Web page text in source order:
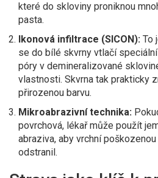
které do skloviny proniknou
pasta.
Ikonová infiltrace (SICON): To
se do bílé skvrny vtlačí
póry v demineralizované
vlastnosti. Skvrna tak prakticky
přirozenou barvu.
Mikroabrazivní technika:
povrchová, lékař může použít
abraziva, aby vrchní
odstranil.